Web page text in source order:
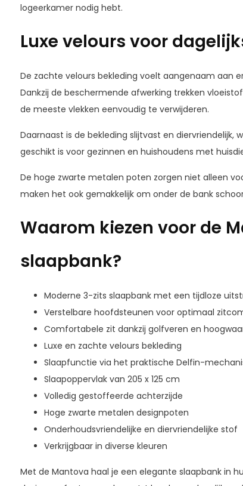
logeerkamer nodig hebt.
Luxe velours voor
De zachte velours bekleding voelt aangenaam aan
Dankzij de beschermende afwerking trekken
de meeste vlekken eenvoudig te verwijderen.
Daarnaast is de bekleding slijtvast en diervriendelijk,
geschikt is voor gezinnen en huishoudens met
De hoge zwarte metalen poten zorgen niet alleen
maken het ook gemakkelijk om onder de bank
Waarom kiezen voor de
slaapbank?
Moderne 3-zits slaapbank met een tijdloze
Verstelbare hoofdsteunen voor optimaal
Comfortabele zit dankzij golfveren en
Luxe en zachte velours bekleding
Slaapfunctie via het praktische Delfin-
Slaapoppervlak van 205 x 125 cm
Volledig gestoffeerde achterzijde
Hoge zwarte metalen designpoten
Onderhoudsvriendelijke en diervriendelijke stof
Verkrijgbaar in diverse kleuren
Met de Mantova haal je een elegante slaapbank in